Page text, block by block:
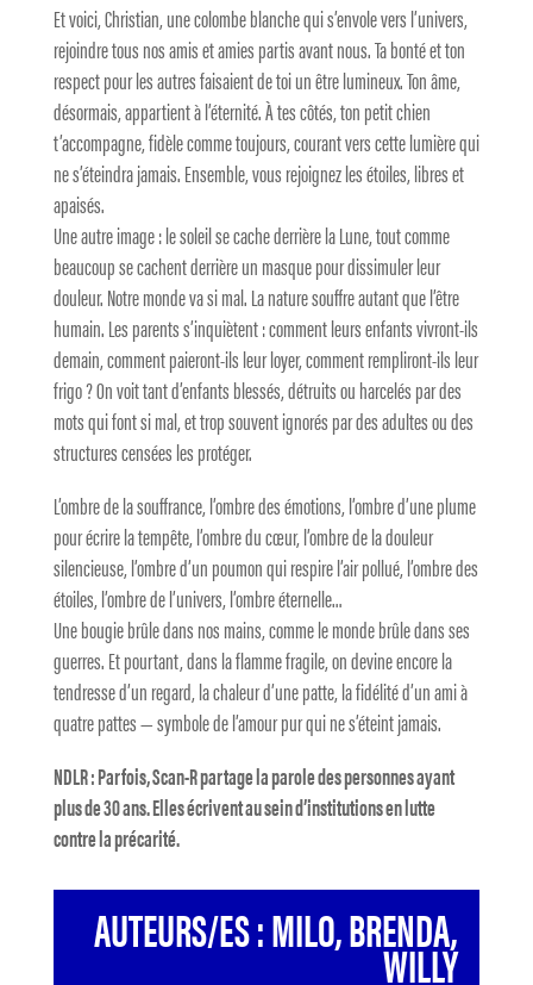
Et voici, Christian, une colombe blanche qui s’envole vers l’univers,
rejoindre tous nos amis et amies partis avant nous. Ta bonté et ton
respect pour les autres faisaient de toi un être lumineux. Ton âme,
désormais, appartient à l’éternité. À tes côtés, ton petit chien
t’accompagne, fidèle comme toujours, courant vers cette lumière qui
ne s’éteindra jamais. Ensemble, vous rejoignez les étoiles, libres et
apaisés.
Une autre image : le soleil se cache derrière la Lune, tout comme
beaucoup se cachent derrière un masque pour dissimuler leur
douleur. Notre monde va si mal. La nature souffre autant que l’être
humain. Les parents s’inquiètent : comment leurs enfants vivront-ils
demain, comment paieront-ils leur loyer, comment rempliront-ils leur
frigo ? On voit tant d’enfants blessés, détruits ou harcelés par des
mots qui font si mal, et trop souvent ignorés par des adultes ou des
structures censées les protéger.
L’ombre de la souffrance, l’ombre des émotions, l’ombre d’une plume
pour écrire la tempête, l’ombre du cœur, l’ombre de la douleur
silencieuse, l’ombre d’un poumon qui respire l’air pollué, l’ombre des
étoiles, l’ombre de l’univers, l’ombre éternelle…
Une bougie brûle dans nos mains, comme le monde brûle dans ses
guerres. Et pourtant, dans la flamme fragile, on devine encore la
tendresse d’un regard, la chaleur d’une patte, la fidélité d’un ami à
quatre pattes — symbole de l’amour pur qui ne s’éteint jamais.
NDLR : Parfois, Scan-R partage la parole des personnes ayant
plus de 30 ans. Elles écrivent au sein d’institutions en lutte
contre la précarité.
AUTEURS/ES : MILO, BRENDA,
WILLY